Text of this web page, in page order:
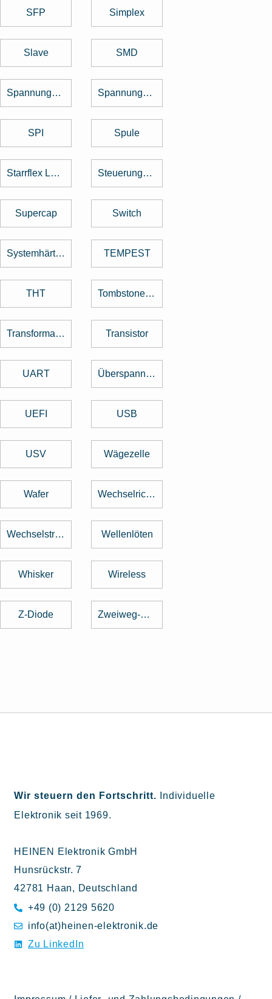
SFP Simplex
Slave SMD
Spannungsregler Spannungswandler
SPI Spule
Starrflex Leiterplatten Steuerungstechnik
Supercap Switch
Systemhärtung TEMPEST
THT Tombstone Effekt
Transformator Transistor
UART Überspannungsschutz
UEFI USB
USV Wägezelle
Wafer Wechselrichter
Wechselstrom Wellenlöten
Whisker Wireless
Z-Diode Zweiweg-Gleichrichter
Wir steuern den Fortschritt.
Individuelle
Elektronik seit 1969.
HEINEN Elektronik GmbH
Hunsrückstr. 7
42781 Haan, Deutschland
+49 (0) 2129 5620
info(at)heinen-elektronik.de
Zu LinkedIn